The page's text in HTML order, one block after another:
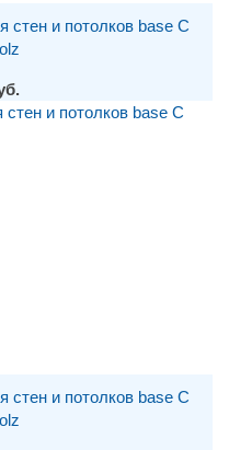
стен и потолков base С
стен и потолков base С